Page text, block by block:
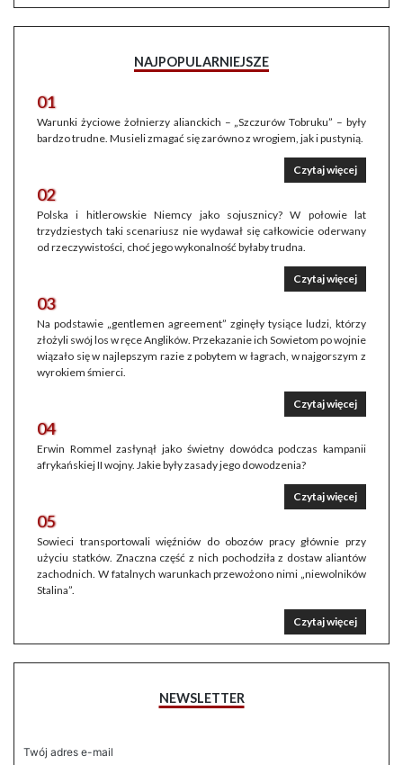
NAJPOPULARNIEJSZE
01
Warunki życiowe żołnierzy alianckich – „Szczurów Tobruku” – były
bardzo trudne. Musieli zmagać się zarówno z wrogiem, jak i pustynią.
Czytaj więcej
02
Polska i hitlerowskie Niemcy jako sojusznicy? W połowie lat
trzydziestych taki scenariusz nie wydawał się całkowicie oderwany
od rzeczywistości, choć jego wykonalność byłaby trudna.
Czytaj więcej
03
Na podstawie „gentlemen agreement” zginęły tysiące ludzi, którzy
złożyli swój los w ręce Anglików. Przekazanie ich Sowietom po wojnie
wiązało się w najlepszym razie z pobytem w łagrach, w najgorszym z
wyrokiem śmierci.
Czytaj więcej
04
Erwin Rommel zasłynął jako świetny dowódca podczas kampanii
afrykańskiej II wojny. Jakie były zasady jego dowodzenia?
Czytaj więcej
05
Sowieci transportowali więźniów do obozów pracy głównie przy
użyciu statków. Znaczna część z nich pochodziła z dostaw aliantów
zachodnich. W fatalnych warunkach przewożono nimi „niewolników
Stalina”.
Czytaj więcej
NEWSLETTER
Twój adres e-mail